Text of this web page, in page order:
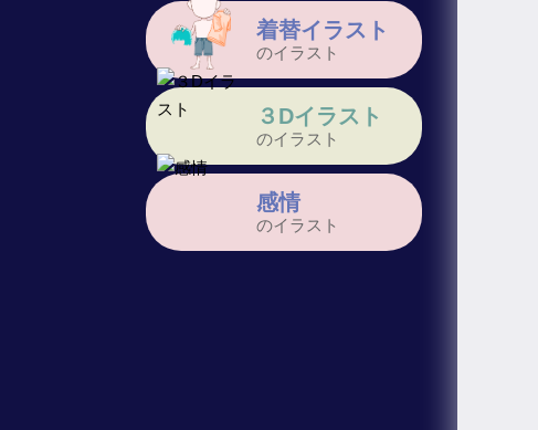
着替イラスト
のイラスト
３Dイラスト
のイラスト
感情
のイラスト